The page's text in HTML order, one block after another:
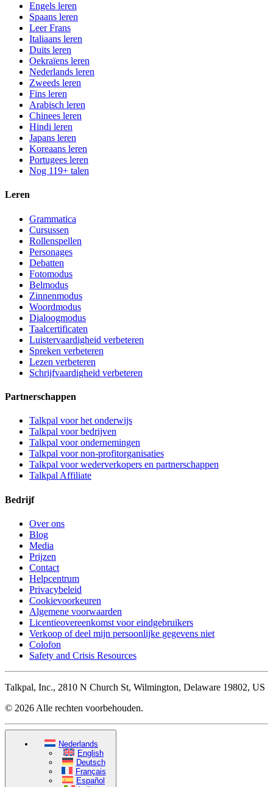
Engels leren
Spaans leren
Leer Frans
Italiaans leren
Duits leren
Oekraïens leren
Nederlands leren
Zweeds leren
Fins leren
Arabisch leren
Chinees leren
Hindi leren
Japans leren
Koreaans leren
Portugees leren
Nog 119+ talen
Leren
Grammatica
Cursussen
Rollenspellen
Personages
Debatten
Fotomodus
Belmodus
Zinnenmodus
Woordmodus
Dialoogmodus
Taalcertificaten
Luistervaardigheid verbeteren
Spreken verbeteren
Lezen verbeteren
Schrijfvaardigheid verbeteren
Partnerschappen
Talkpal voor het onderwijs
Talkpal voor bedrijven
Talkpal voor ondernemingen
Talkpal voor non-profitorganisaties
Talkpal voor wederverkopers en partnerschappen
Talkpal Affiliate
Bedrijf
Over ons
Blog
Media
Prijzen
Contact
Helpcentrum
Privacybeleid
Cookievoorkeuren
Algemene voorwaarden
Licentieovereenkomst voor eindgebruikers
Verkoop of deel mijn persoonlijke gegevens niet
Colofon
Safety and Crisis Resources
Talkpal, Inc., 2810 N Church St, Wilmington, Delaware 19802, US
© 2026 Alle rechten voorbehouden.
Nederlands
English
Deutsch
Français
Español